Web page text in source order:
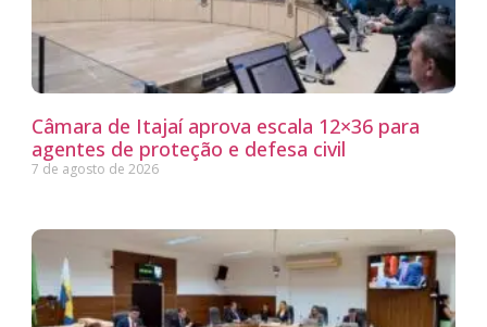
Câmara de Itajaí aprova escala 12×36 para
agentes de proteção e defesa civil
7 de agosto de 2026